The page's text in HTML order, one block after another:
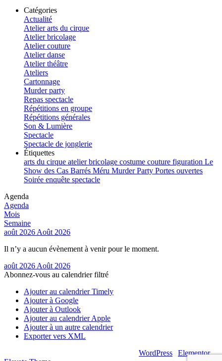
Catégories
Actualité
Atelier arts du cirque
Atelier bricolage
Atelier couture
Atelier danse
Atelier théâtre
Ateliers
Cartonnage
Murder party
Repas spectacle
Répétitions en groupe
Répétitions générales
Son & Lumière
Spectacle
Spectacle de jonglerie
Étiquettes
arts du cirque atelierbricolage costume couture figuration Le
Show des Cas Barrés Méru Murder Party Portes ouvertes
Soirée enquête spectacle
Agenda
Agenda
Mois
Semaine
août 2026 Août 2026
Il n’y a aucun évènement à venir pour le moment.
août 2026 Août 2026
Abonnez-vous au calendrier filtré
Ajouter au calendrier Timely
Ajouter à Google
Ajouter à Outlook
Ajouter au calendrier Apple
Ajouter à un autre calendrier
Exporter vers XML
WordPress Elementor|